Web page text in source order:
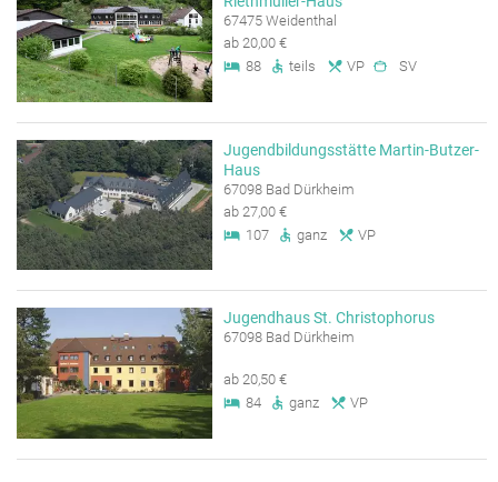
67475 Weidenthal
ab 20,00 €
88
teils VP SV
Jugendbildungsstätte Martin-Butzer-
Haus
67098 Bad Dürkheim
ab 27,00 €
107
ganz VP
Jugendhaus St. Christophorus
67098 Bad Dürkheim
ab 20,50 €
84
ganz VP